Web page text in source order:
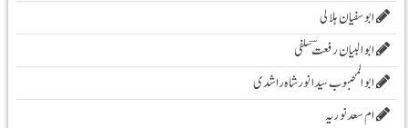
ابو سفیان ہلالی
ابوالبیان رفعت ؔسلفی
ابوالمحبوب سیدانورشاہ راشدی
ام سعدنوریہ